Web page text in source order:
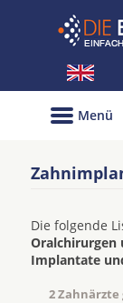
Menü
Die folgende
Oralchirurgen
Implantate
2